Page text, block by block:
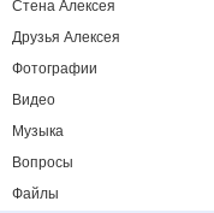
Стена Алексея
Друзья Алексея
Фотографии
Видео
Музыка
Вопросы
Файлы